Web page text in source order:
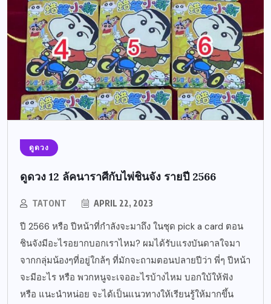
ดูดวง
ดูดวง 12 ลัคนาราศีกับไพ่ชินจัง รายปี 2566
TATONT APRIL 22, 2023
ปี 2566 หรือ ปีหน้าที่กำลังจะมาถึง ในชุด pick a card ตอน
ชินจังมีอะไรอยากบอกเราไหม? ผมได้รับแรงบันดาลใจมา
จากกลุ่มน้องๆที่อยู่ใกล้ๆ ที่มักจะถามตอนปลายปีว่า พี่ๆ ปีหน้า
จะมีอะไร หรือ พวกหนูจะเจออะไรบ้างไหม บอกใบ้ให้ฟัง
หรือ แนะนำหน่อย จะได้เป็นแนวทางให้เรียนรู้ให้มากขึ้น